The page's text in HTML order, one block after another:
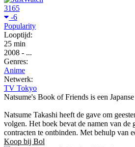
3165
-6
Popularity
Looptijd:
25 min
2008 - ...
Genres:
Anime
Netwerk:
TV Tokyo
Natsume's Book of Friends is een
Natsume Takashi heeft de gave om
volgen. Het boek bevat de namen van de
contracten te ontbinden. Met behulp van
Koop bij Bol